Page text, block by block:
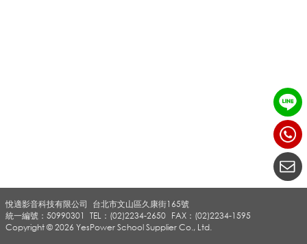
看
悅適影音科技有限公司
TEL：(02)2234-2650 FAX：(02)2234-1595
台北市文山區久康街165號
統一編號：50990301
Copyright © 2026 YesPower School Supplier Co., Ltd.